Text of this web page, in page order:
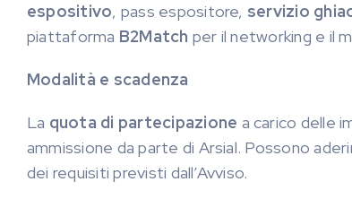
espositivo, pass espositore, servizio
piattaforma B2Match per il networking e il
Modalità e scadenza
La quota di partecipazione a carico delle
ammissione da parte di Arsial. Possono
dei requisiti previsti dall’Avviso.